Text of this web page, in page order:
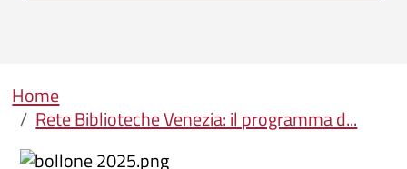
Briciole di pane
Home
Rete Biblioteche Venezia: il programma d...